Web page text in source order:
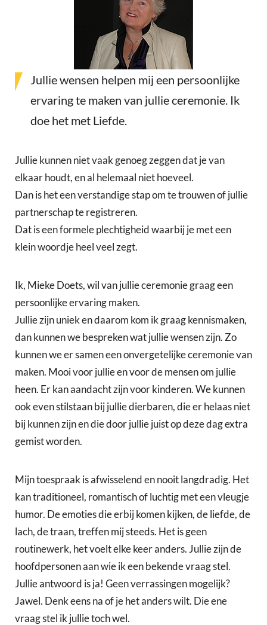
Jullie wensen helpen mij een persoonlijke
ervaring te maken van jullie ceremonie. Ik
doe het met Liefde.
Jullie kunnen niet vaak genoeg zeggen dat je van
elkaar houdt, en al helemaal niet hoeveel.
Dan is het een verstandige stap om te trouwen of jullie
partnerschap te registreren.
Dat is een formele plechtigheid waarbij je met een
klein woordje heel veel zegt.
Ik, Mieke Doets, wil van jullie ceremonie graag een
persoonlijke ervaring maken.
Jullie zijn uniek en daarom kom ik graag kennismaken,
dan kunnen we bespreken wat jullie wensen zijn. Zo
kunnen we er samen een onvergetelijke ceremonie van
maken. Mooi voor jullie en voor de mensen om jullie
heen. Er kan aandacht zijn voor kinderen. We kunnen
ook even stilstaan bij jullie dierbaren, die er helaas niet
bij kunnen zijn en die door jullie juist op deze dag extra
gemist worden.
Mijn toespraak is afwisselend en nooit langdradig. Het
kan traditioneel, romantisch of luchtig met een vleugje
humor. De emoties die erbij komen kijken, de liefde, de
lach, de traan, treffen mij steeds. Het is geen
routinewerk, het voelt elke keer anders. Jullie zijn de
hoofdpersonen aan wie ik een bekende vraag stel.
Jullie antwoord is ja! Geen verrassingen mogelijk?
Jawel. Denk eens na of je het anders wilt. Die ene
vraag stel ik jullie toch wel.